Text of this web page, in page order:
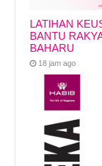
LATIHAN
BANTU
BAHARU
18 jam ago